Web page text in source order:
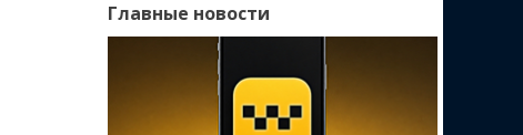
Главные новости